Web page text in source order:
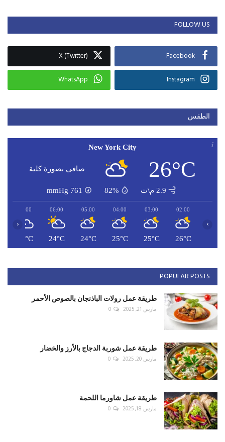
FOLLOW US
Facebook
X (Twitter)
Instagram
WhatsApp
الطقس
New York City
26°C صافي بصورة كلية
2.9 م\ث 82%
761
mmHg
02:00
26°C
03:00
25°C
04:00
25°C
05:00
24°C
06:00
24°C
07:00
25°C
‹ ›
POPULAR POSTS
طريقة عمل رولات الباذنجان بالصوص الأحمر
مارس 21, 2025 0
طريقة عمل شوربة الدجاج بالأرز والخضار
مارس 20, 2025 0
طريقة عمل شاورما اللحمة
مارس 18, 2025 0